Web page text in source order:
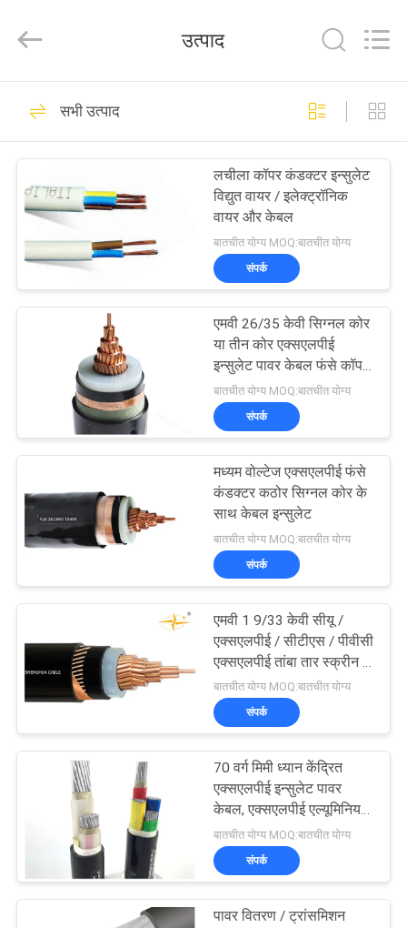
उत्पाद
वीडियो
वीआर
दिखाएँ
फैक्टरी
यात्रा
गुणवत्ता
नियंत्रण
हमसे
संपर्क
करें
समाचार
एक
Cable
(Group)
All
Reserved.
पावर केबल XLPE अछूता
306
बख्तरबंद विद्युत केबल
244
पीवीसी इन्सुलेट केबल्स
203
विद्युत केबल वायर
197
कम धुआं शून्य हलोजन
140
उत्पाद
सभी उत्पाद
लचीला कॉपर कंडक्टर इन्सुलेट
विद्युत वायर / इलेक्ट्रॉनिक
वायर और केबल
बातचीत योग्य MOQ:बातचीत योग्य
संपर्क
एमवी 26/35 केवी सिग्नल कोर
या तीन कोर एक्सएलपीई
इन्सुलेट पावर केबल फंसे कॉपर
कंडक्टर के साथ
बातचीत योग्य MOQ:बातचीत योग्य
संपर्क
मध्यम वोल्टेज एक्सएलपीई फंसे
कंडक्टर कठोर सिग्नल कोर के
साथ केबल इन्सुलेट
बातचीत योग्य MOQ:बातचीत योग्य
संपर्क
एमवी 1 9/33 केवी सीयू /
एक्सएलपीई / सीटीएस / पीवीसी
एक्सएलपीई तांबा तार स्क्रीन के
साथ इन्सुलेट पावर केबल
बातचीत योग्य MOQ:बातचीत योग्य
संपर्क
70 वर्ग मिमी ध्यान केंद्रित
एक्सएलपीई इन्सुलेट पावर
केबल, एक्सएलपीई एल्यूमिनियम
केबल NA2XCY
बातचीत योग्य MOQ:बातचीत योग्य
संपर्क
पावर वितरण / ट्रांसमिशन